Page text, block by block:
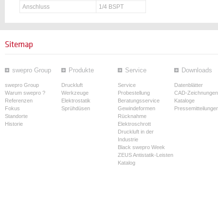
Anschluss
1/4 BSPT
Sitemap
swepro Group
swepro Group
Warum swepro ?
Referenzen
Fokus
Standorte
Historie
Produkte
Druckluft
Werkzeuge
Elektrostatik
Sprühdüsen
Service
Service
Probestellung
Beratungsservice
Gewindeformen
Rücknahme
Elektroschrott
Druckluft in der
Industrie
Black swepro Week
ZEUS Antistatik-Leisten
Katalog
Downloads
Datenblätter
CAD-Zeichnungen
Kataloge